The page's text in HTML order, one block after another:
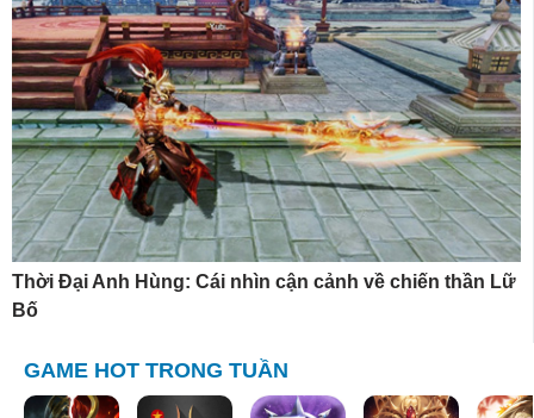
Thời Đại Anh Hùng: Cái nhìn cận cảnh về chiến thần Lữ
Bố
GAME HOT TRONG TUẦN